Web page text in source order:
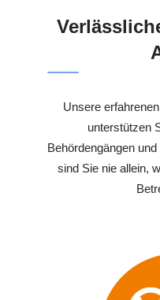
Unsere
unterstützen
Behördengängen
sind Sie nie allein,